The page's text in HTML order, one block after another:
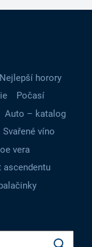
Nejlepší horory
Počasí
Auto – katalog
Svařené víno
vera
ascendentu